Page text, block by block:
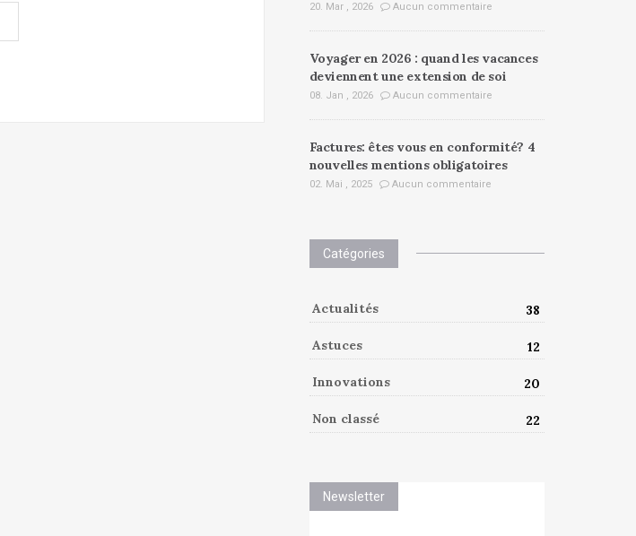
20. Mar , 2026 Aucun commentaire
Voyager en 2026 : quand les vacances
deviennent une extension de soi
08. Jan , 2026 Aucun commentaire
Factures: êtes vous en conformité? 4
nouvelles mentions obligatoires
02. Mai , 2025 Aucun commentaire
Catégories
Actualités 38
Astuces 12
Innovations 20
Non classé 22
Newsletter